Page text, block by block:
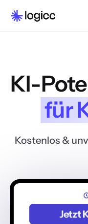
KI-
für
Kostenlos &